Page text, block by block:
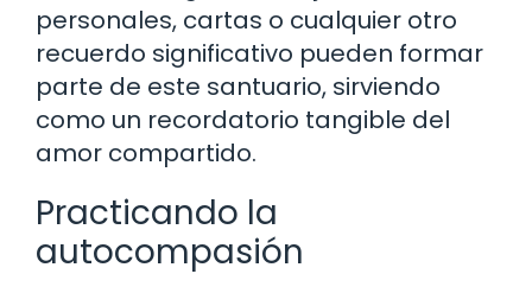
personales, cartas o cualquier otro
recuerdo significativo pueden formar
parte de este santuario, sirviendo
como un recordatorio tangible del
amor compartido.
Practicando la
autocompasión